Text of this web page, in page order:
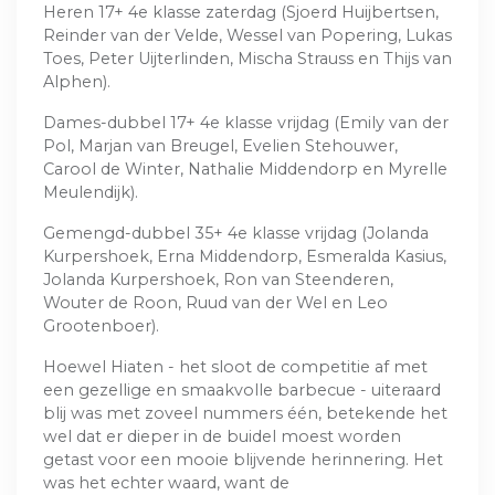
Heren 17+ 4e klasse zaterdag (Sjoerd Huijbertsen,
Reinder van der Velde, Wessel van Popering, Lukas
Toes, Peter Uijterlinden, Mischa Strauss en Thijs van
Alphen).
Dames-dubbel 17+ 4e klasse vrijdag (Emily van der
Pol, Marjan van Breugel, Evelien Stehouwer,
Carool de Winter, Nathalie Middendorp en Myrelle
Meulendijk).
Gemengd-dubbel 35+ 4e klasse vrijdag (Jolanda
Kurpershoek, Erna Middendorp, Esmeralda Kasius,
Jolanda Kurpershoek, Ron van Steenderen,
Wouter de Roon, Ruud van der Wel en Leo
Grootenboer).
Hoewel Hiaten - het sloot de competitie af met
een gezellige en smaakvolle barbecue - uiteraard
blij was met zoveel nummers één, betekende het
wel dat er dieper in de buidel moest worden
getast voor een mooie blijvende herinnering. Het
was het echter waard, want de